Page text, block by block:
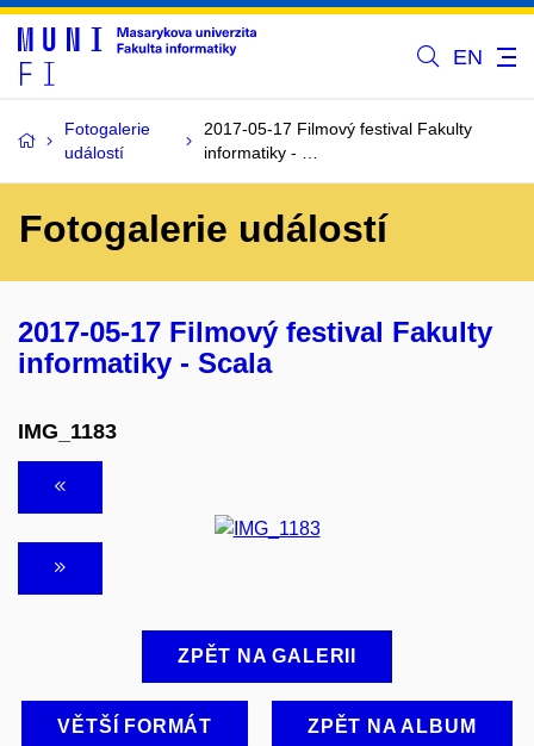
EN
Fotogalerie
událostí
2017-05-17 Filmový festival Fakulty
informatiky - …
Fotogalerie událostí
2017-05-17 Filmový festival Fakulty
informatiky - Scala
IMG_1183
ZPĚT NA GALERII
VĚTŠÍ FORMÁT ZPĚT NA ALBUM